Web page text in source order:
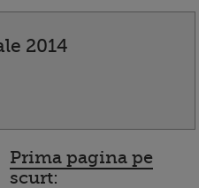
2014
Prima pagina pe
scurt: